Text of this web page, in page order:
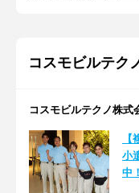
コスモビルテク
コスモビルテクノ株式
小
中！